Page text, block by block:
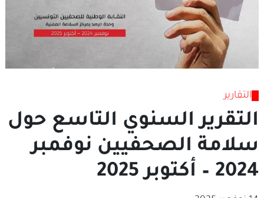
التقارير
التقرير السنوي التاسع حول
سلامة الصحفيين نوفمبر
2024 – أكتوبر 2025